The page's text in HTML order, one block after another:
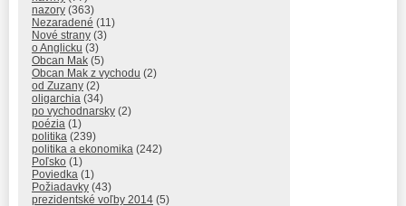
nazory (363)
Nezaradené (11)
Nové strany (3)
o Anglicku (3)
Obcan Mak (5)
Obcan Mak z vychodu (2)
od Zuzany (2)
oligarchia (34)
po vychodnarsky (2)
poézia (1)
politika (239)
politika a ekonomika (242)
Poľsko (1)
Poviedka (1)
Požiadavky (43)
prezidentské voľby 2014 (5)